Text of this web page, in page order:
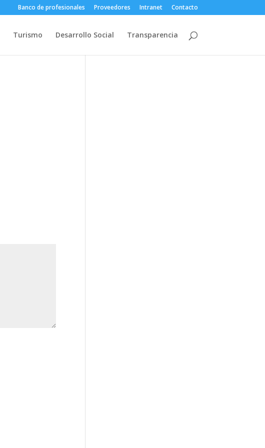
Banco de profesionales Proveedores Intranet Contacto
Turismo Desarrollo Social Transparencia